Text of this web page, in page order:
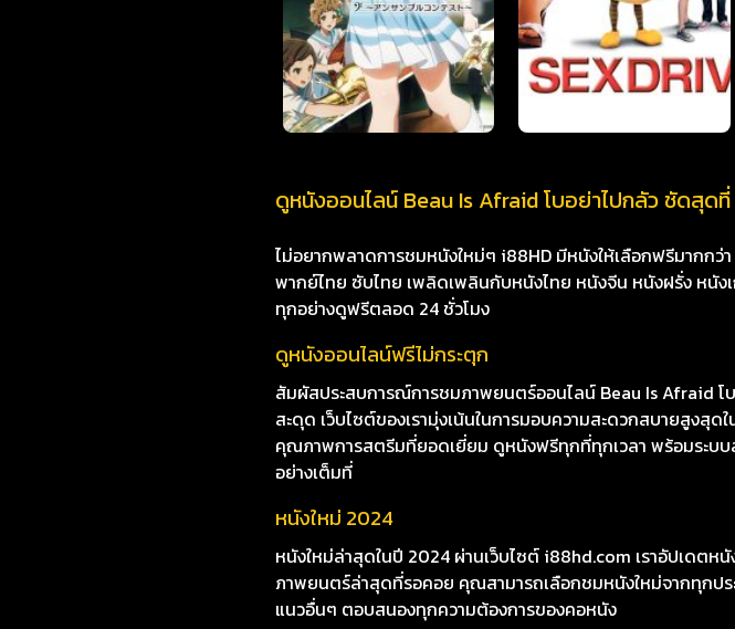
ดูหนังออนไลน์ Beau Is Afraid โบอย่าไปกลัว ชัดสุด
ไม่อยากพลาดการชมหนังใหม่ๆ i88HD มีหนังให้เลือกฟรีมากก
พากย์ไทย ซับไทย เพลิดเพลินกับหนังไทย หนังจีน หนังฝรั่ง หนั
ทุกอย่างดูฟรีตลอด 24 ชั่วโมง
ดูหนังออนไลน์ฟรีไม่กระตุก
สัมผัสประสบการณ์การชมภาพยนตร์ออนไลน์ Beau Is Afraid โ
สะดุด เว็บไซต์ของเรามุ่งเน้นในการมอบความสะดวกสบายสูงสุ
คุณภาพการสตรีมที่ยอดเยี่ยม ดูหนังฟรีทุกที่ทุกเวลา พร้อมระ
อย่างเต็มที่
หนังใหม่ 2024
หนังใหม่ล่าสุดในปี 2024 ผ่านเว็บไซต์ i88hd.com เราอัปเดตห
ภาพยนตร์ล่าสุดที่รอคอย คุณสามารถเลือกชมหนังใหม่จากทุกปร
แนวอื่นๆ ตอบสนองทุกความต้องการของคอหนัง